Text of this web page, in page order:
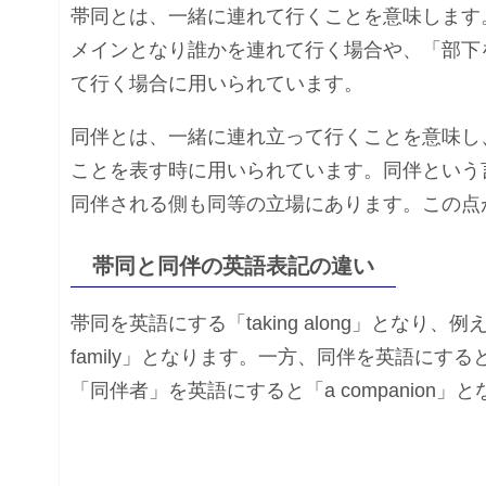
帯同とは、一緒に連れて行くことを意味しま
メインとなり誰かを連れて行く場合や、「部
て行く場合に用いられています。
同伴とは、一緒に連れ立って行くことを意味
ことを表す時に用いられています。同伴とい
同伴される側も同等の立場にあります。この
帯同と同伴の英語表記の違い
帯同を英語にする「taking along」となり、例
family」となります。一方、同伴を英語にす
「同伴者」を英語にすると「a companion」と